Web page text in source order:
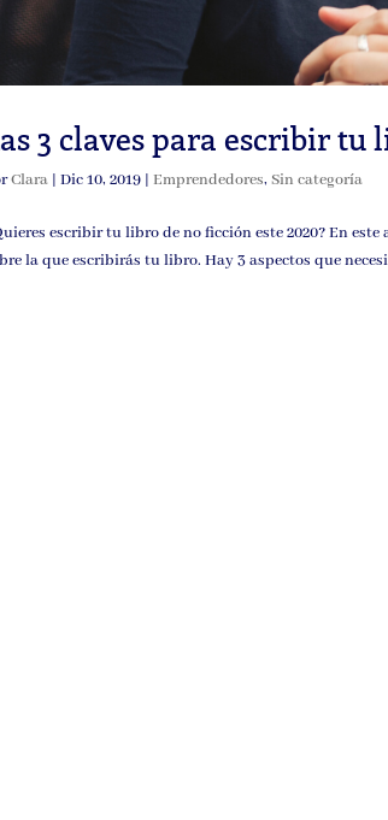
3 claves para escribir
Clara |Dic 10, 2019 |Emprendedores,Sin categoría
escribir tu libro de no ficción este 2020? En
la que escribirás tu libro. Hay 3 aspectos que